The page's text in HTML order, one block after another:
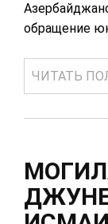
обращение
ЧИТАТЬ